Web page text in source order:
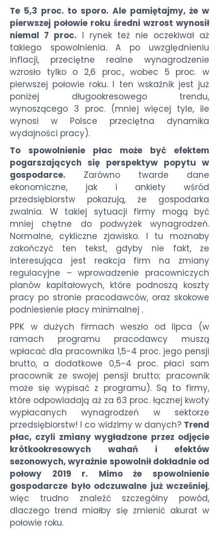
Te 5,3 proc. to sporo. Ale pamiętajmy, że w
pierwszej połowie roku średni wzrost wynosił
niemal 7 proc. I rynek też nie oczekiwał aż
takiego spowolnienia. A po uwzględnieniu
inflacji, przeciętne realne wynagrodzenie
wzrosło tylko o 2,6 proc., wobec 5 proc. w
pierwszej połowie roku. I ten wskaźnik jest już
poniżej długookresowego trendu,
wynoszącego 3 proc. (mniej więcej tyle, ile
wynosi w Polsce przeciętna dynamika
wydajności pracy).
To spowolnienie płac może być efektem
pogarszających się perspektyw popytu w
gospodarce. Zarówno twarde dane
ekonomiczne, jak i ankiety wśród
przedsiębiorstw pokazują, że gospodarka
zwalnia. W takiej sytuacji firmy mogą być
mniej chętne do podwyżek wynagrodzeń.
Normalne, cykliczne zjawisko. I tu możnaby
zakończyć ten tekst, gdyby nie fakt, że
interesująca jest reakcja firm na zmiany
regulacyjne – wprowadzenie pracowniczych
planów kapitałowych, które podnoszą koszty
pracy po stronie pracodawców, oraz skokowe
podniesienie płacy minimalnej .
PPK w dużych firmach weszło od lipca (w
ramach programu pracodawcy muszą
wpłacać dla pracownika 1,5-4 proc. jego pensji
brutto, a dodatkowe 0,5-4 proc. płaci sam
pracownik ze swojej pensji brutto; pracownik
może się wypisać z programu). Są to firmy,
które odpowiadają aż za 63 proc. łącznej kwoty
wypłacanych wynagrodzeń w sektorze
przedsiębiorstw! I co widzimy w danych? Trend
płac, czyli zmiany wygładzone przez odjęcie
krótkookresowych wahań i efektów
sezonowych, wyraźnie spowolnił dokładnie od
połowy 2019 r. Mimo że spowolnienie
gospodarcze było odczuwalne już wcześniej,
więc trudno znaleźć szczególny powód,
dlaczego trend miałby się zmienić akurat w
połowie roku.